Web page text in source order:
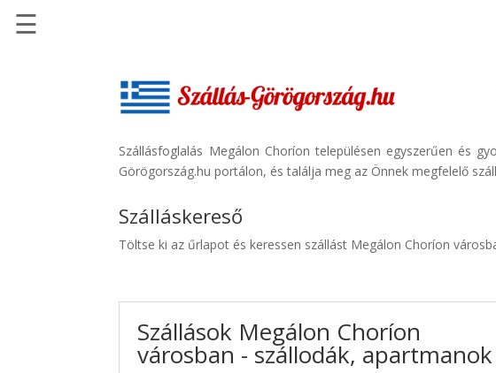
Szállásinfo.eu
Repülőjegy
Autóbérlés
☰
Szállásfoglalás Megálon Choríon településen egyszerűen és
Görögország.hu portálon, és találja meg az Önnek megfelelő
Szálláskereső
Töltse ki az űrlapot és keressen szállást Megálon Choríon
Szállások Megálon Choríon
városban - szállodák, apartmanok